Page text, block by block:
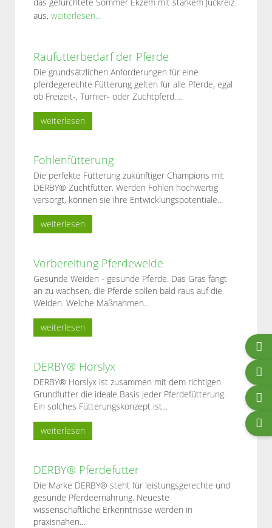
aus, weiterlesen...
Raufutterbedarf der Pferde
Die grundsätzlichen Anforderungen für eine
pferdegerechte Fütterung gelten für alle Pferde, egal
ob Freizeit-, Turnier- oder Zuchtpferd.…
weiterlesen
Fohlenfütterung
Die perfekte Fütterung zukünftiger Champions mit
DERBY® Zuchtfutter. Werden Fohlen hochwertig
versorgt, können sie ihre Entwicklungspotentiale...
weiterlesen
Vorbereitung Pferdeweide
Gesunde Weiden - gesunde Pferde. Das Gras fängt
an zu wachsen, die Pferde sollen bald raus auf die
Weiden. Welche Maßnahmen…
weiterlesen
DERBY® Horslyx
DERBY® Horslyx ist zusammen mit dem richtigen
Grundfutter die ideale Basis jeder Pferdefütterung.
Ein solches Fütterungskonzept ist...
weiterlesen
DERBY® Pferdefutter
Die Marke DERBY® steht für leistungsgerechte und
gesunde Pferdeernährung. Neueste
wissenschaftliche Erkenntnisse werden in
praxisnahen...